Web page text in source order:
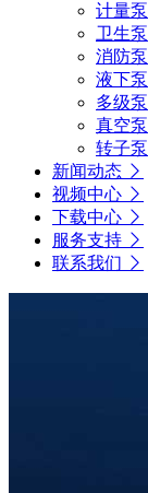
计量泵
卫生泵
消防泵
液下泵
多级泵
真空泵
转子泵
新闻动态
视频中心
下载中心
服务支持
联系我们